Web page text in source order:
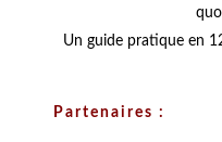
Un guide pratique en
Partenaires :